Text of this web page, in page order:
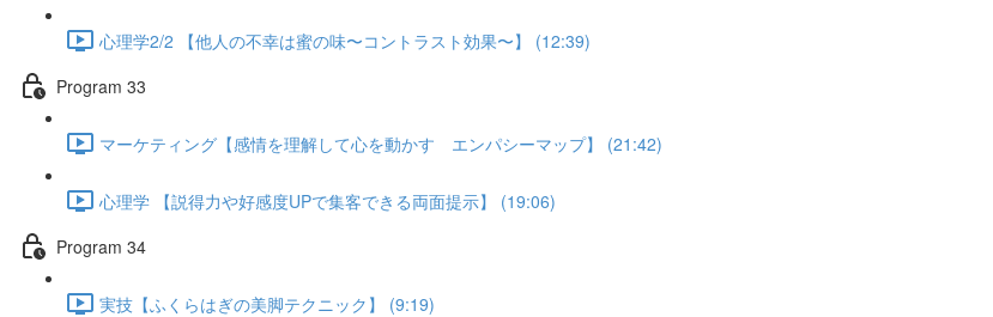
心理学2/2 【他人の不幸は蜜の味〜コントラスト効果〜】 (12:39)
Program 33
マーケティング【感情を理解して心を動かす エンパシーマップ】 (21:42)
心理学 【説得力や好感度UPで集客できる両面提示】 (19:06)
Program 34
実技【ふくらはぎの美脚テクニック】 (9:19)